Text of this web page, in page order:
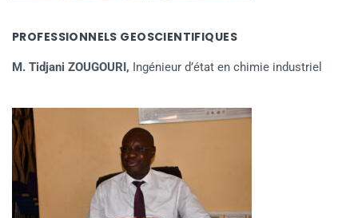
PROFESSIONNELS GEOSCIENTIFIQUES
M. Tidjani ZOUGOURI, Ingénieur d’état en chimie industriel